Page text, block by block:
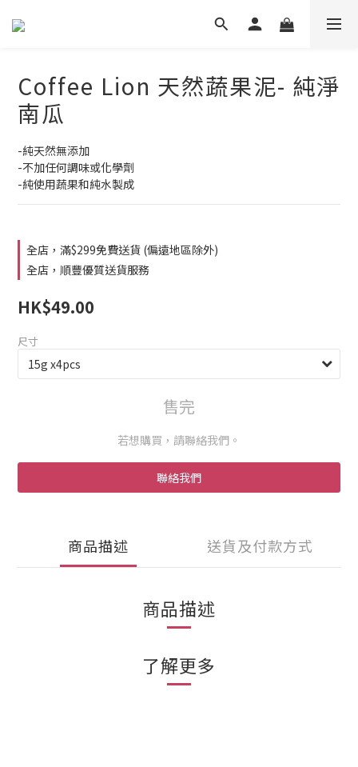
Coffee Lion 天然蔬果泥- 純淨
南瓜
-純天然無添加
-不加任何調味或化學劑
-純使用蔬果和純水製成
全店，滿$299免費送貨 (偏遠地區除外)
全店，順豐優質送貨服務
HK$49.00
尺寸
售完
若想購買，請聯絡我們。
聯絡我們
商品描述 送貨及付款方式
商品描述
了解更多